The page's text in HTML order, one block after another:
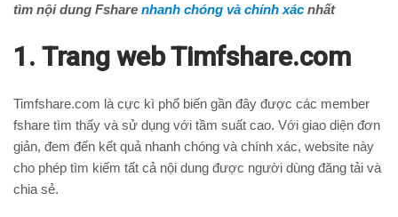
tìm nội dung Fshare nhanh chóng và chính xác nhất
1. Trang web Timfshare.com
Timfshare.com là cực kì phổ biến gần đây được các member
fshare tìm thấy và sử dụng với tầm suất cao. Với giao diện đơn
giản, đem đến kết quả nhanh chóng và chính xác, website này
cho phép tìm kiếm tất cả nội dung được người dùng đăng tải và
chia sẻ.